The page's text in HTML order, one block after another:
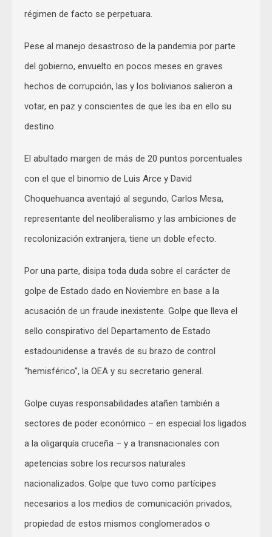
régimen de facto se perpetuara.
Pese al manejo desastroso de la pandemia por parte
del gobierno, envuelto en pocos meses en graves
hechos de corrupción, las y los bolivianos salieron a
votar, en paz y conscientes de que les iba en ello su
destino.
El abultado margen de más de 20 puntos porcentuales
con el que el binomio de Luis Arce y David
Choquehuanca aventajó al segundo, Carlos Mesa,
representante del neoliberalismo y las ambiciones de
recolonización extranjera, tiene un doble efecto.
Por una parte, disipa toda duda sobre el carácter de
golpe de Estado dado en Noviembre en base a la
acusación de un fraude inexistente. Golpe que lleva el
sello conspirativo del Departamento de Estado
estadounidense a través de su brazo de control
“hemisférico”, la OEA y su secretario general.
Golpe cuyas responsabilidades atañen también a
sectores de poder económico – en especial los ligados
a la oligarquía cruceña – y a transnacionales con
apetencias sobre los recursos naturales
nacionalizados. Golpe que tuvo como partícipes
necesarios a los medios de comunicación privados,
propiedad de estos mismos conglomerados o